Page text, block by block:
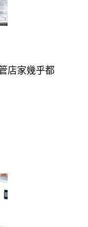
店家幾乎都